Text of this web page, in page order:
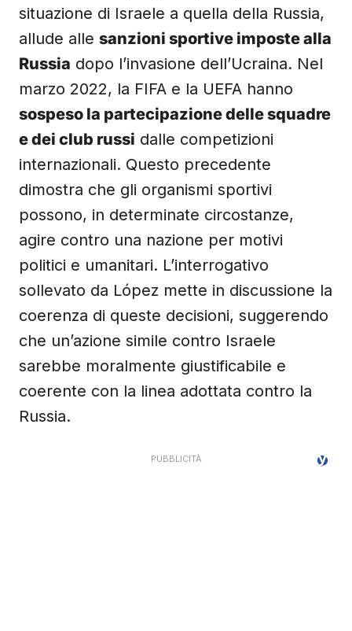
situazione di Israele a quella della Russia,
allude alle sanzioni sportive imposte alla
Russia dopo l’invasione dell’Ucraina. Nel
marzo 2022, la FIFA e la UEFA hanno
sospeso la partecipazione delle squadre
e dei club russi dalle competizioni
internazionali. Questo precedente
dimostra che gli organismi sportivi
possono, in determinate circostanze,
agire contro una nazione per motivi
politici e umanitari. L’interrogativo
sollevato da López mette in discussione la
coerenza di queste decisioni, suggerendo
che un’azione simile contro Israele
sarebbe moralmente giustificabile e
coerente con la linea adottata contro la
Russia.